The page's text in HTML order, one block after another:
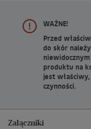
WAŻNE!
Przed
do skór
produktu na
jest
czynności.
Załączniki